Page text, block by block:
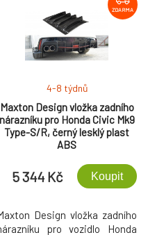
ZDARMA
Maxton Design vložka zadního
nárazníku pro Honda Civic Mk9
Type-S/R, černý lesklý plast
ABS
4-8 týdnů
5 344 Kč Koupit
Design vložka zadního
pro vozidlo Honda